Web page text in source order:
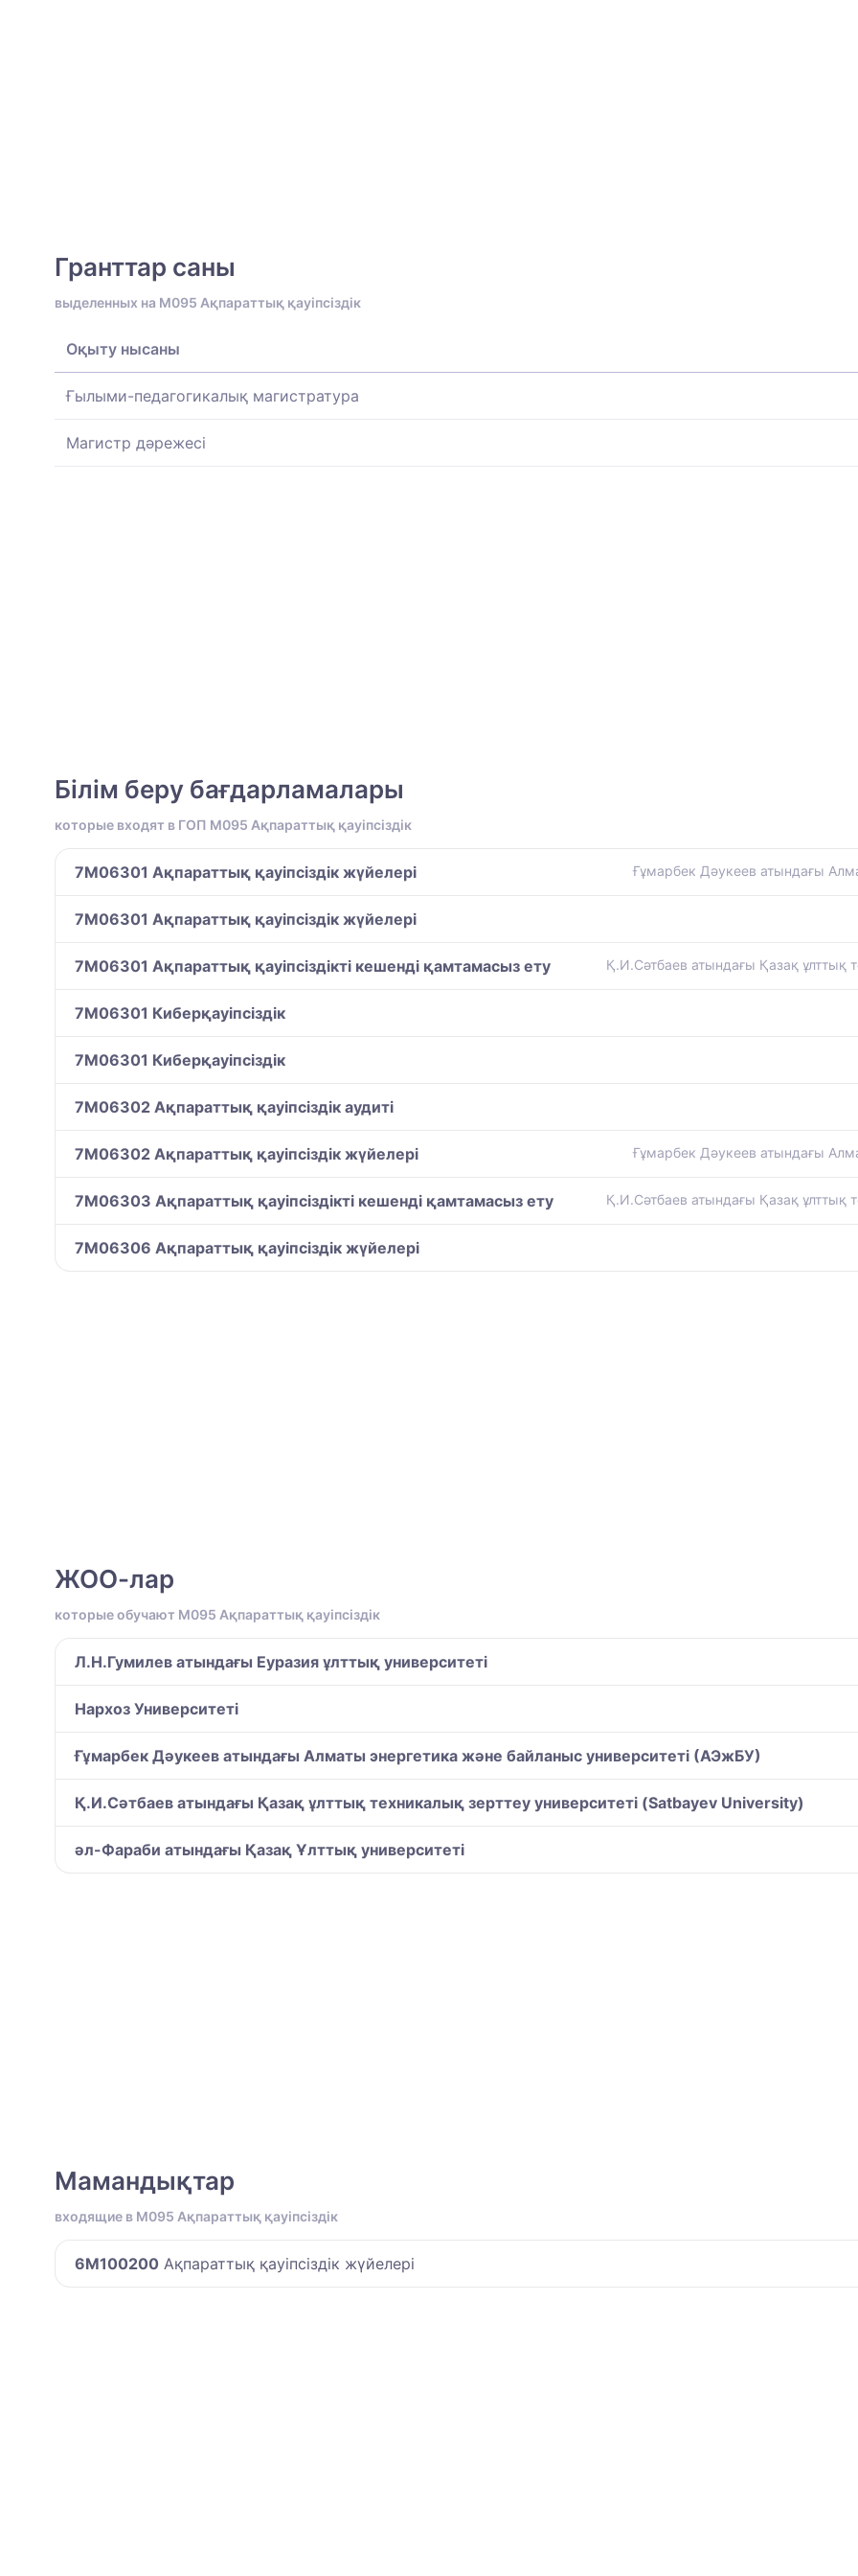
Гранттар саны
выделенных на M095 Ақпараттық қауіпсіздік
Оқыту нысаны
Ғылыми-педагогикалық магистратура
Магистр дәрежесі
Білім беру бағдарламалары
которые входят в ГОП M095 Ақпараттық қауіпсіздік
7M06301 Ақпараттық қауіпсіздік жүйелері Ғұмарбек Дәукеев атындағы
7M06301 Ақпараттық қауіпсіздік жүйелері
7M06301 Ақпараттық қауіпсіздікті кешенді қамтамасыз ету Қ.И.Сәтбаев атындағы Қазақ ұлттық
7M06301 Киберқауіпсіздік
7M06301 Киберқауіпсіздік
7M06302 Ақпараттық қауіпсіздік аудиті
7M06302 Ақпараттық қауіпсіздік жүйелері Ғұмарбек Дәукеев атындағы
7M06303 Ақпараттық қауіпсіздікті кешенді қамтамасыз ету Қ.И.Сәтбаев атындағы Қазақ ұлттық
7M06306 Ақпараттық қауіпсіздік жүйелері
ЖОО-лар
которые обучают M095 Ақпараттық қауіпсіздік
Л.Н.Гумилев атындағы Еуразия ұлттық университеті
Нархоз Университеті
Ғұмарбек Дәукеев атындағы Алматы энергетика және байланыс университеті (АЭжБУ)
Қ.И.Сәтбаев атындағы Қазақ ұлттық техникалық зерттеу университеті (Satbayev University)
әл-Фараби атындағы Қазақ Ұлттық университеті
Мамандықтар
входящие в M095 Ақпараттық қауіпсіздік
6M100200 Ақпараттық қауіпсіздік жүйелері